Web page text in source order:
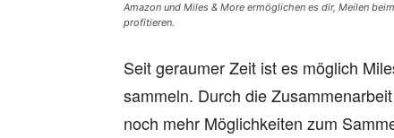
Amazon und Miles & More ermöglichen es dir, Meilen
profitieren.
Seit geraumer Zeit ist es möglich
sammeln. Durch die
noch mehr Möglichkeiten zum